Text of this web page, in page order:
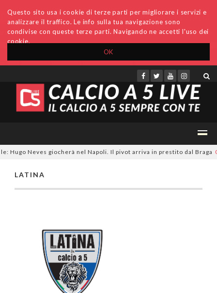
OK
Questo sito usa i cookie di terze parti per migliorare i servizi e
analizzare il traffico. Le info sulla tua navigazione sono
condivise con queste terze parti. Navigando ne accetti l'uso dei
cookie.
Accedi Archivio Invio comunicati Redazione
Hugo Neves giocherà nel Napoli. Il pivot arriva in prestito dal Braga
LATINA